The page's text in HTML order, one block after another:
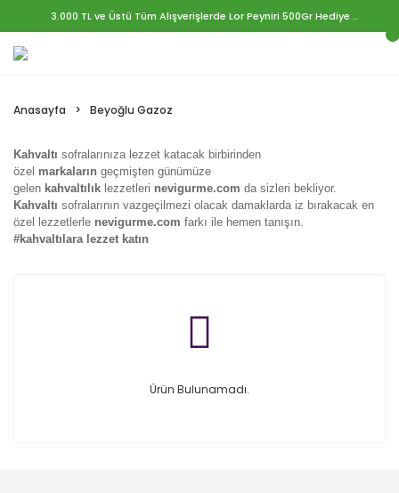
3.000 TL ve Üstü Tüm Alışverişlerde Lor Peyniri 500Gr Hediye ..
Anasayfa Beyoğlu Gazoz
Kahvaltı sofralarınıza lezzet katacak birbirinden
özel markaların geçmişten günümüze
gelen kahvaltılık lezzetleri nevigurme.com da sizleri bekliyor.
Kahvaltı sofralarının vazgeçilmezi olacak damaklarda iz bırakacak en
özel lezzetlerle nevigurme.com farkı ile hemen tanışın.
#kahvaltılara lezzet katın
Ürün Bulunamadı.